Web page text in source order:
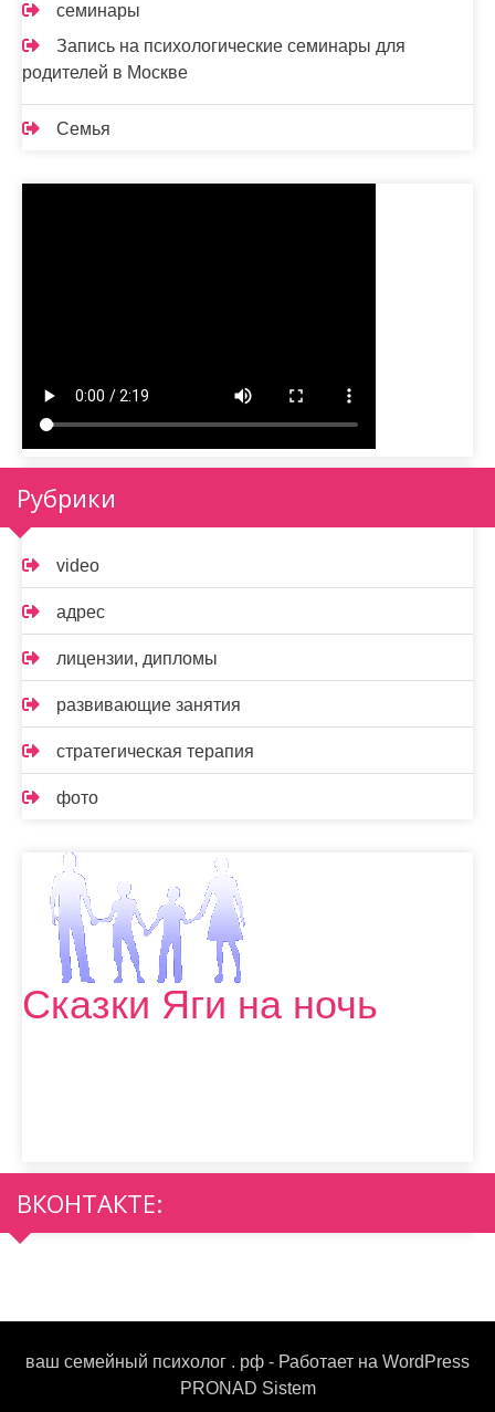
семинары
Запись на психологические семинары для
родителей в Москве
Семья
Рубрики
video
адрес
лицензии, дипломы
развивающие занятия
стратегическая терапия
фото
Сказки Яги на ночь
ВКОНТАКТЕ:
ваш семейный психолог . рф - Работает на WordPress
PRONAD Sistem